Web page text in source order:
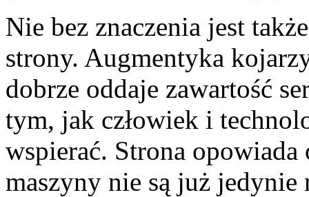
Nie bez znaczenia jest
strony. Augmentyka
dobrze oddaje zawartość
tym, jak człowiek i
wspierać. Strona
maszyny nie są już jedynie